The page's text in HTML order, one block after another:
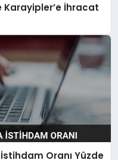
Karayipler’e İhracat
Oranı Yüzde